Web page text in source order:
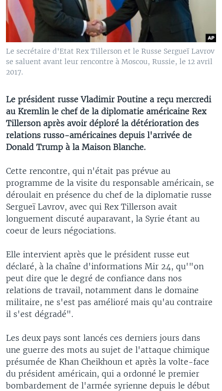
Le secrétaire d'Etat Rex Tillerson et le Russe Sergueï Lavrov
se saluent avant leur rencontre à Moscou, Russie, le 12 avril
2017.
Le président russe Vladimir Poutine a reçu mercredi
au Kremlin le chef de la diplomatie américaine Rex
Tillerson après avoir déploré la détérioration des
relations russo-américaines depuis l'arrivée de
Donald Trump à la Maison Blanche.
Cette rencontre, qui n'était pas prévue au
programme de la visite du responsable américain, se
déroulait en présence du chef de la diplomatie russe
Sergueï Lavrov, avec qui Rex Tillerson avait
longuement discuté auparavant, la Syrie étant au
coeur de leurs négociations.
Elle intervient après que le président russe eut
déclaré, à la chaîne d'informations Mir 24, qu'"on
peut dire que le degré de confiance dans nos
relations de travail, notamment dans le domaine
militaire, ne s'est pas amélioré mais qu'au contraire
il s'est dégradé".
Les deux pays sont lancés ces derniers jours dans
une guerre des mots au sujet de l'attaque chimique
présumée de Khan Cheikhoun et après la volte-face
du président américain, qui a ordonné le premier
bombardement de l'armée syrienne depuis le début